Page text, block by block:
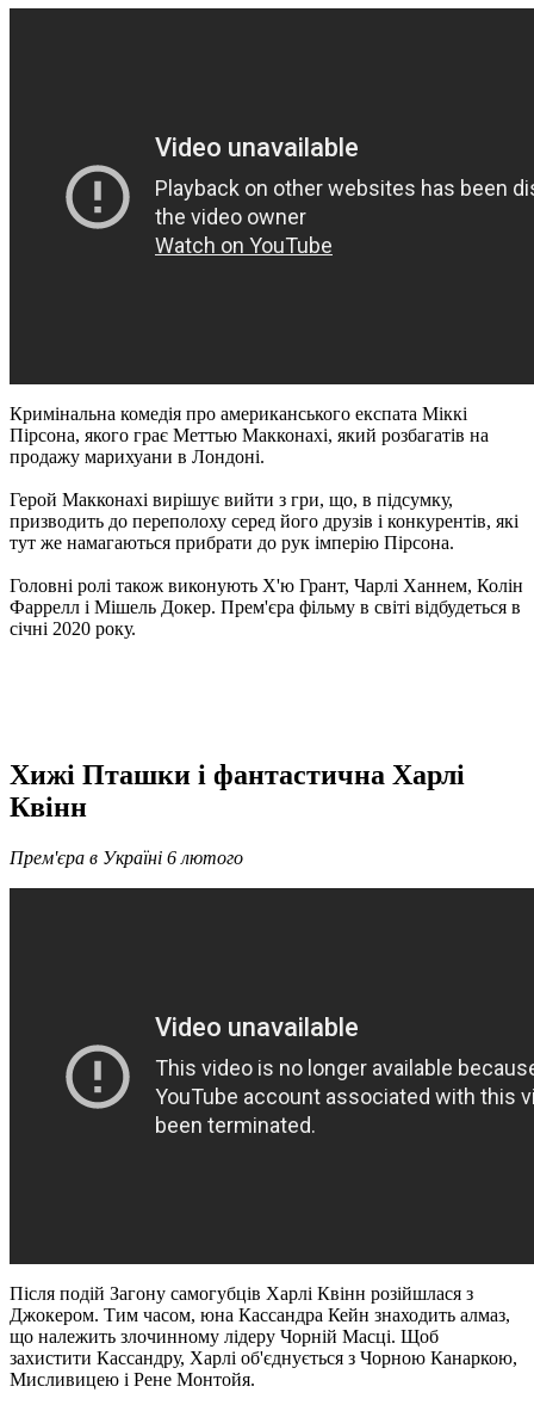
Кримінальна комедія про американського експата Міккі
Пірсона, якого грає Меттью Макконахі, який розбагатів на
продажу марихуани в Лондоні.
Герой Макконахі вирішує вийти з гри, що, в підсумку,
призводить до переполоху серед його друзів і конкурентів, які
тут же намагаються прибрати до рук імперію Пірсона.
Головні ролі також виконують Х'ю Грант, Чарлі Ханнем, Колін
Фаррелл і Мішель Докер. Прем'єра фільму в світі відбудеться в
січні 2020 року.
Хижі Пташки і фантастична Харлі
Квінн
Прем'єра в Україні 6 лютого
Після подій Загону самогубців Харлі Квінн розійшлася з
Джокером. Тим часом, юна Кассандра Кейн знаходить алмаз,
що належить злочинному лідеру Чорній Масці. Щоб
захистити Кассандру, Харлі об'єднується з Чорною Канаркою,
Мисливицею і Рене Монтойя.